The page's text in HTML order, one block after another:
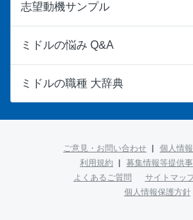
志望動機サンプル
ミドルの悩み Q&A
ミドルの職種 大辞典
ご意見・お問い合わせ
個人情
利用規約
募集情報等提供
よくあるご質問
サイトマッ
個人情報保護方針